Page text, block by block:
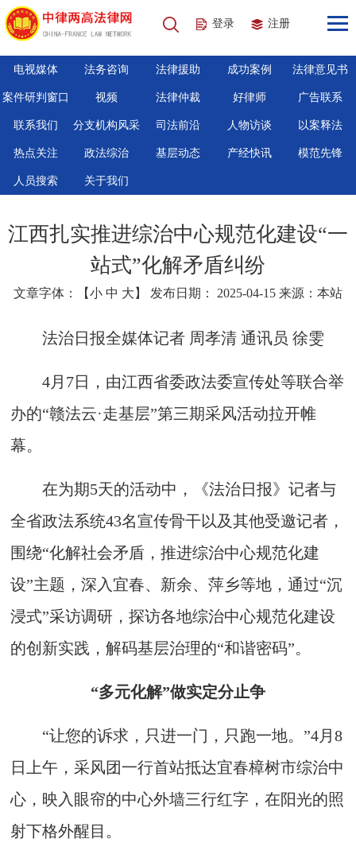
登录 注册
电视媒体 法务咨询 法律援助 成功案例 法律意见书
案件研判窗口 视频 法律仲裁 好律师 广告联系
联系我们 分支机构风采 司法前沿 人物访谈 以案释法
热点关注 政法综治 基层动态 产经快讯 模范先锋
人员搜索 关于我们
江西扎实推进综治中心规范化建设“一
站式”化解矛盾纠纷
文章字体：【小 中 大 】 发布日期： 2025-04-15 来源：本站
法治日报全媒体记者 周孝清 通讯员 徐雯
4月7日，由江西省委政法委宣传处等联合举
办的“赣法云·走基层”第三期采风活动拉开帷
幕。
在为期5天的活动中，《法治日报》记者与
全省政法系统43名宣传骨干以及其他受邀记者，
围绕“化解社会矛盾，推进综治中心规范化建
设”主题，深入宜春、新余、萍乡等地，通过“沉
浸式”采访调研，探访各地综治中心规范化建设
的创新实践，解码基层治理的“和谐密码”。
“多元化解”做实定分止争
“让您的诉求，只进一门，只跑一地。”4月8
日上午，采风团一行首站抵达宜春樟树市综治中
心，映入眼帘的中心外墙三行红字，在阳光的照
射下格外醒目。